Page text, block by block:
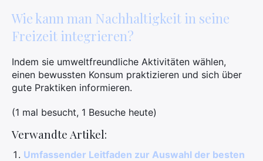
Wie kann man Nachhaltigkeit in seine
Freizeit integrieren?
Indem sie umweltfreundliche Aktivitäten wählen,
einen bewussten Konsum praktizieren und sich über
gute Praktiken informieren.
(1 mal besucht, 1 Besuche heute)
Verwandte Artikel:
Umfassender Leitfaden zur Auswahl der besten